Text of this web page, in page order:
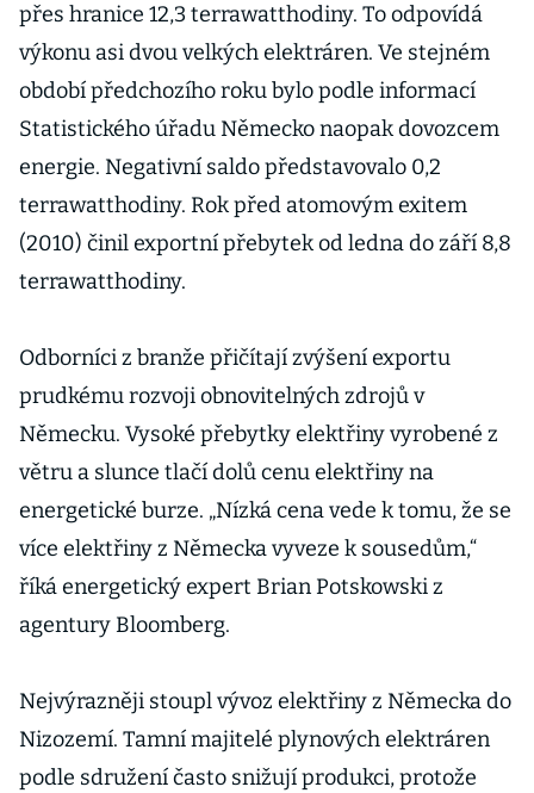
přes hranice 12,3 terrawatthodiny. To odpovídá
výkonu asi dvou velkých elektráren. Ve stejném
období předchozího roku bylo podle informací
Statistického úřadu Německo naopak dovozcem
energie. Negativní saldo představovalo 0,2
terrawatthodiny. Rok před atomovým exitem
(2010) činil exportní přebytek od ledna do září 8,8
terrawatthodiny.
Odborníci z branže přičítají zvýšení exportu
prudkému rozvoji obnovitelných zdrojů v
Německu. Vysoké přebytky elektřiny vyrobené z
větru a slunce tlačí dolů cenu elektřiny na
energetické burze. „Nízká cena vede k tomu, že se
více elektřiny z Německa vyveze k sousedům,“
říká energetický expert Brian Potskowski z
agentury Bloomberg.
Nejvýrazněji stoupl vývoz elektřiny z Německa do
Nizozemí. Tamní majitelé plynových elektráren
podle sdružení často snižují produkci, protože